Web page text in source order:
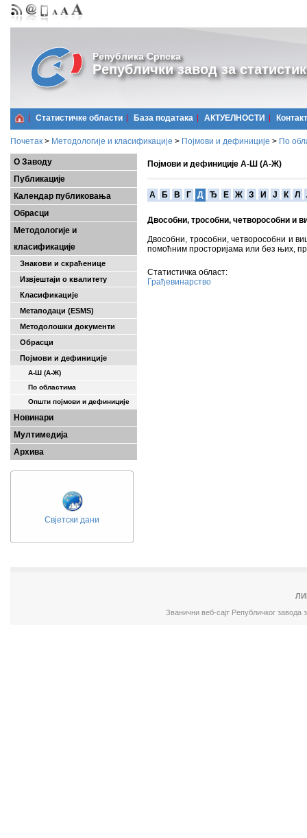
Република Српска
Републички завод за
Статистичке области Базa података АКТУЕЛНОСТИ Контакт
Почетак > Методологије и класификације > Појмови и дефиниције > По
О Заводу
Публикације
Календар публиковања
Обрасци
Методологије и
класификације
Знакови и скраћенице
Извјештаји о квалитету
Класификације
Метаподаци (ESMS)
Методолошки документи
Обрасци
Појмови и дефиниције
А-Ш (A-Ж)
По областима
Општи појмови и дефиниције
Новинари
Мултимедија
Архива
Свјетски дани
Појмови и дефиниције А-Ш (А-Ж)
A Б В Г Д Ђ Е Ж З И Ј К Л
Двособни, трособни, четворособни и
Двособни, трособни, четворособни и
помоћним просторијама или без њих,
Статистичка област:
Грађевинарство
Званични веб-сајт Републичког